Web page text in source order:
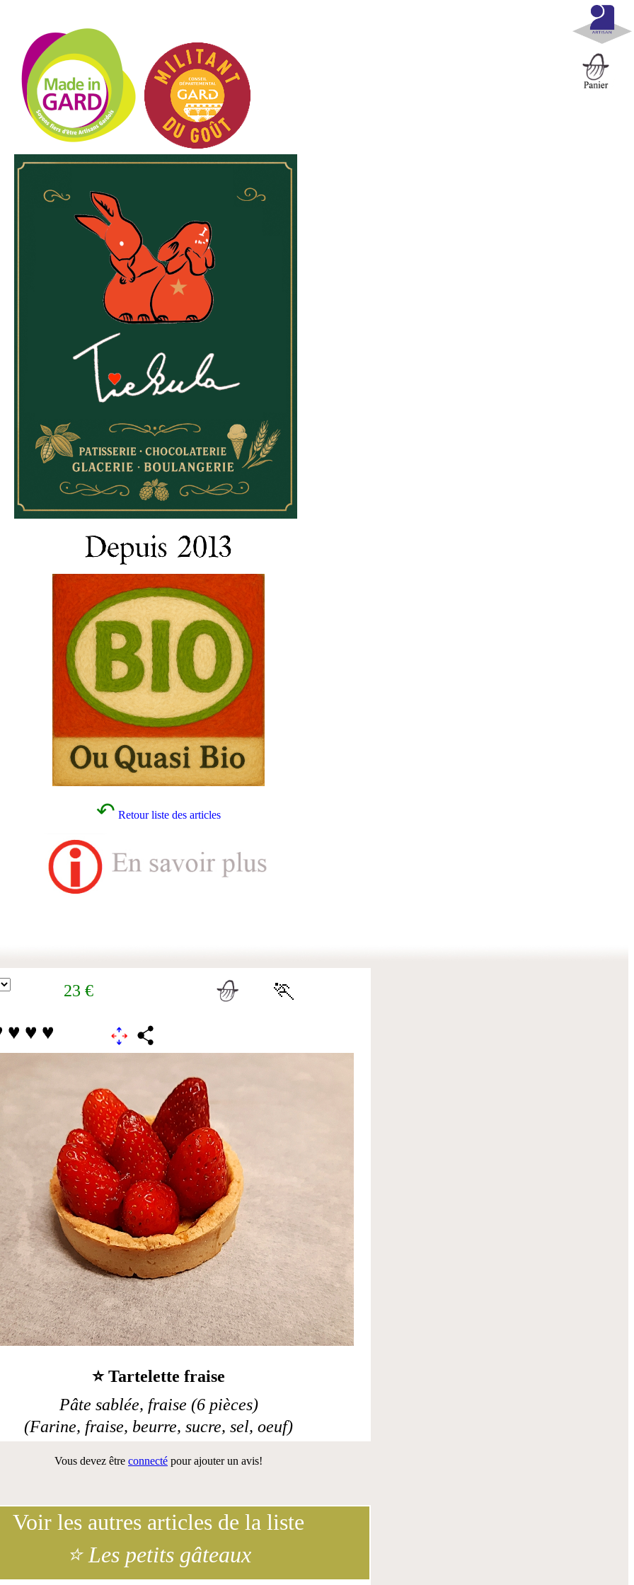
↶ Retour liste des articles
⭐ Tartelette fraise
Pâte sablée, fraise (6 pièces)
(Farine, fraise, beurre, sucre, sel, oeuf)
Vous devez être connecté pour ajouter un avis!
Voir les autres articles de la liste
⭐ Les petits gâteaux